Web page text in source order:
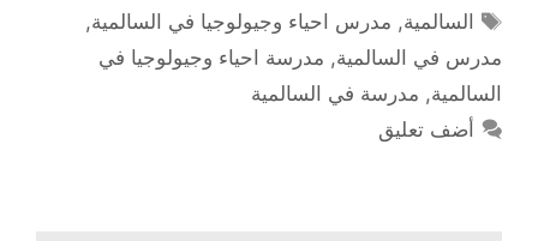
الوسوم
السالمية, مدرس احياء وجيولوجيا في السالمية,
مدرس في السالمية, مدرسة احياء وجيولوجيا في
السالمية, مدرسة في السالمية
أضف تعليق